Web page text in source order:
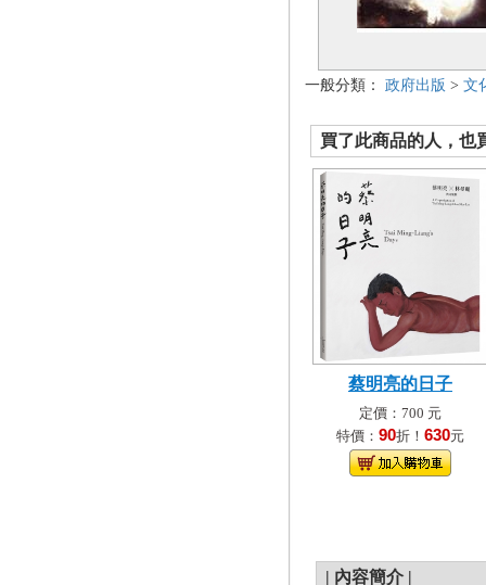
一般分類： 政府出版 > 文
買了此商品的人，也
蔡明亮的日子
定價：700 元
特價： 90折！ 630元
| 內容簡介 |